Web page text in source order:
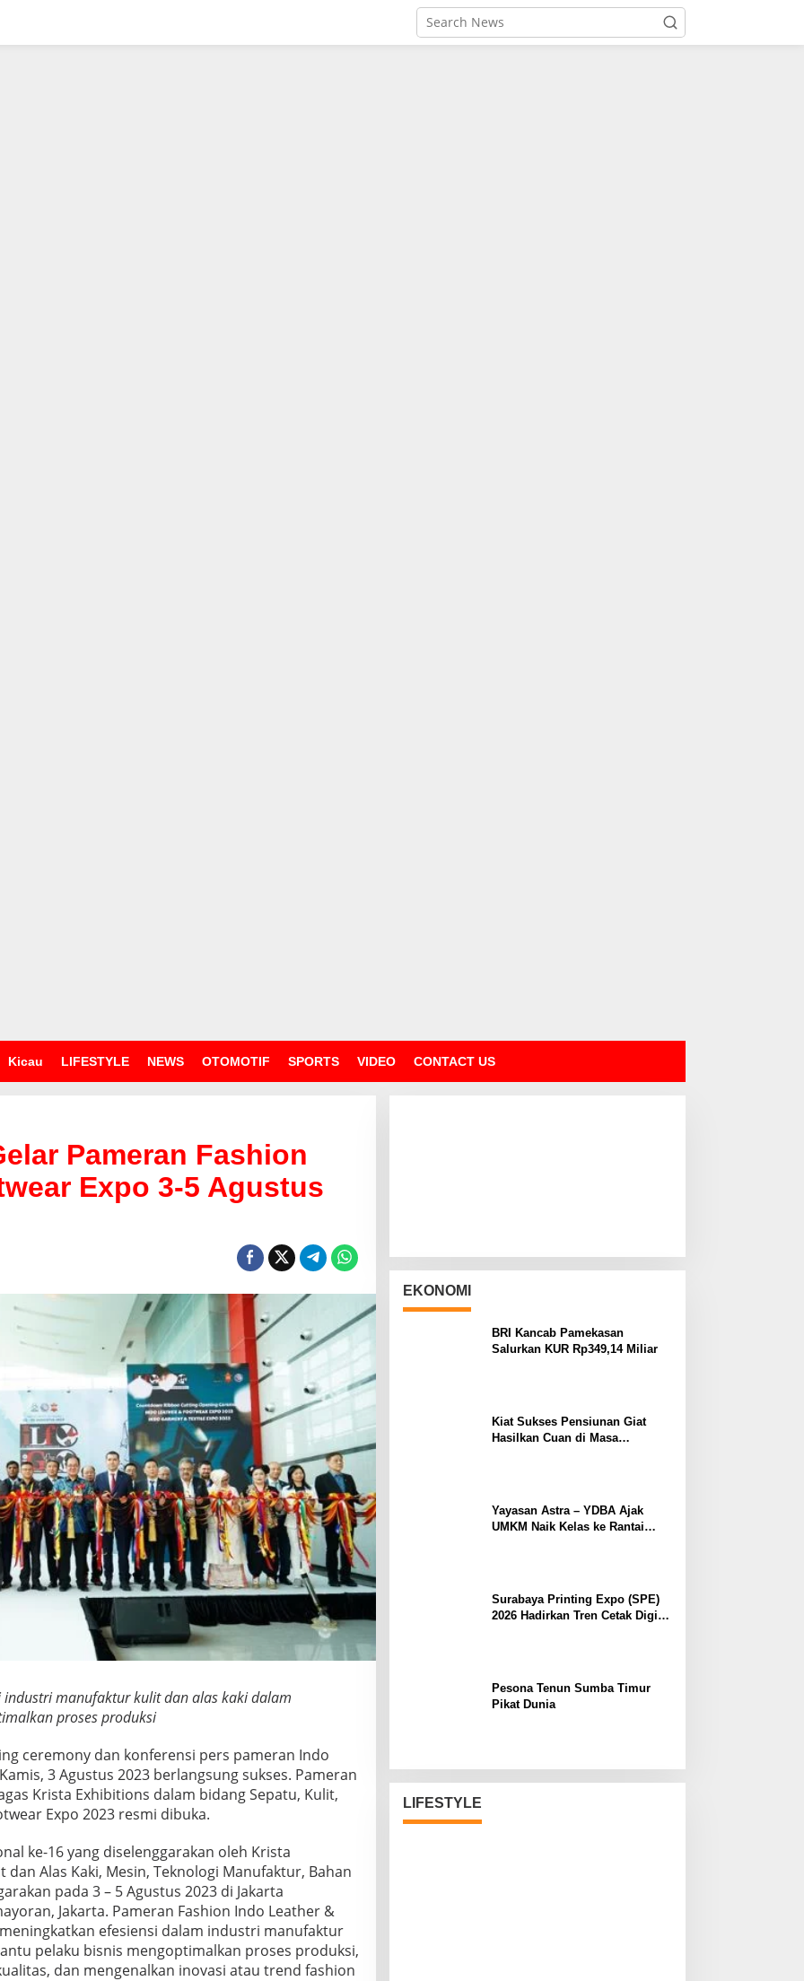
Kicau LIFESTYLE NEWS OTOMOTIF SPORTS VIDEO CONTACT US
Pameran Fashion
Expo 3-5 Agustus
manufaktur kulit dan alas kaki dalam
proses produksi
ceremony dan konferensi pers pameran Indo
3 Agustus 2023 berlangsung sukses. Pameran
Krista Exhibitions dalam bidang Sepatu, Kulit,
Expo 2023 resmi dibuka.
ke-16 yang diselenggarakan oleh Krista
Alas Kaki, Mesin, Teknologi Manufaktur, Bahan
pada 3 – 5 Agustus 2023 di Jakarta
Jakarta. Pameran Fashion Indo Leather &
efesiensi dalam industri manufaktur
pelaku bisnis mengoptimalkan proses produksi,
dan mengenalkan inovasi atau trend fashion
EKONOMI
BRI Kancab Pamekasan
Salurkan KUR Rp349,14 Miliar
Kiat Sukses Pensiunan Giat
Hasilkan Cuan di Masa
Yayasan Astra – YDBA Ajak
UMKM Naik Kelas ke Rantai
Surabaya Printing Expo (SPE)
2026 Hadirkan Tren Cetak Digital
Pesona Tenun Sumba Timur
Pikat Dunia
LIFESTYLE